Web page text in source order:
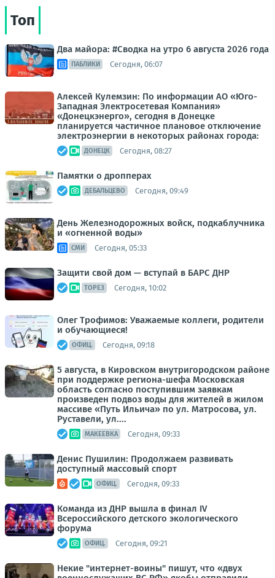
Топ
Два майора: #Сводка на утро 6 августа 2026 года
ПАБЛИКИ Сегодня, 06:07
Алексей Кулемзин: По информации АО «Юго-
Западная Электросетевая Компания»
«Донецкэнерго», сегодня в Донецке
планируется частичное плановое отключение
электроэнергии в некоторых районах города:
ДОНЕЦК Сегодня, 08:27
Памятки о дропперах
ДЕБАЛЬЦЕВО Сегодня, 09:49
День Железнодорожных войск, подкаблучника
и «огненной воды»
СМИ Сегодня, 05:33
Защити свой дом — вступай в БАРС ДНР
ТОРЕЗ Сегодня, 10:02
Олег Трофимов: Уважаемые коллеги, родители
и обучающиеся!
ОФИЦ. Сегодня, 09:18
5 августа, в Кировском внутригородском районе
при поддержке региона-шефа Московская
область согласно поступившим заявкам
произведен подвоз воды для жителей в жилом
массиве «Путь Ильича» по ул. Матросова, ул.
Руставели, ул....
МАКЕЕВКА Сегодня, 09:33
Денис Пушилин: Продолжаем развивать
доступный массовый спорт
ОФИЦ. Сегодня, 09:33
Команда из ДНР вышла в финал IV
Всероссийского детского экологического
форума
ОФИЦ. Сегодня, 09:21
Некие "интернет-воины" пишут, что «двух